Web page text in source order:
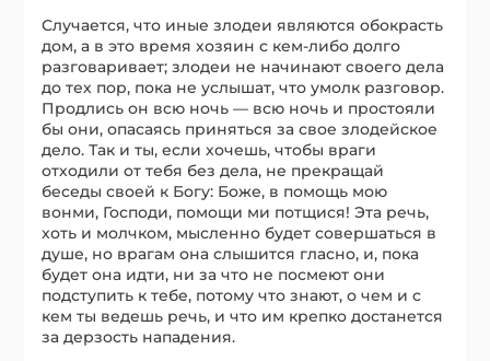
Случается, что иные злодеи являются обокрасть
дом, а в это время хозяин с кем-либо долго
разговаривает; злодеи не начинают своего дела
до тех пор, пока не услышат, что умолк разговор.
Продлись он всю ночь — всю ночь и простояли
бы они, опасаясь приняться за свое злодейское
дело. Так и ты, если хочешь, чтобы враги
отходили от тебя без дела, не прекращай
беседы своей к Богу: Боже, в помощь мою
вонми, Господи, помощи ми потщися! Эта речь,
хоть и молчком, мысленно будет совершаться в
душе, но врагам она слышится гласно, и, пока
будет она идти, ни за что не посмеют они
подступить к тебе, потому что знают, о чем и с
кем ты ведешь речь, и что им крепко достанется
за дерзость нападения.